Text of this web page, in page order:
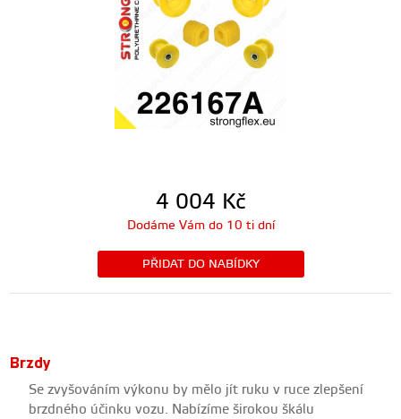
4 004 Kč
Dodáme Vám do 10 ti dní
PŘIDAT DO NABÍDKY
Brzdy
Se zvyšováním výkonu by mělo jít ruku v ruce zlepšení
brzdného účinku vozu. Nabízíme širokou škálu